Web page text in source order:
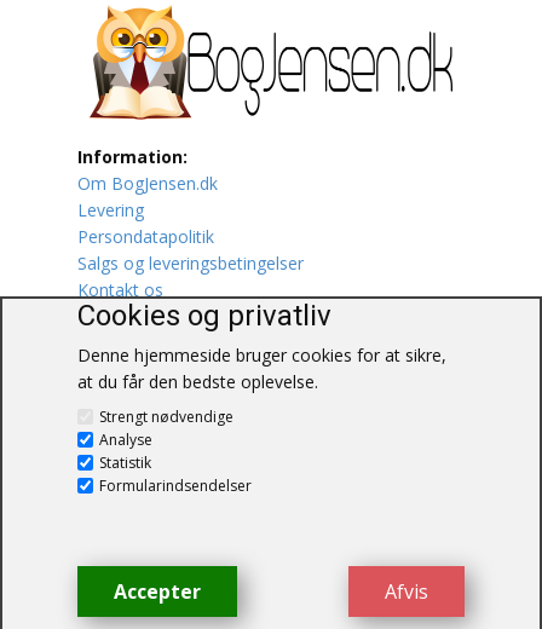
Litteraturhistorie
Lokalhistorie / Topografi
Lystfiskeri
Mad
Musik
Mytologi / Sagn / Sagaer
Naturen
Oldtidskundskab
Information:
Om BogJensen.dk
Levering
Persondatapolitik
Salgs og leveringsbetingelser
Kontakt os
Blåkærvej 25
6052 Viuf
Tlf.:60703190
© BogJensen.dk – Alle rettigheder
forbeholdes.
Cookies og privatliv
Denne hjemmeside bruger cookies for at sikre,
at du får den bedste oplevelse.
Strengt nødvendige
Analyse
Statistik
Formularindsendelser
Afvis
Accepter